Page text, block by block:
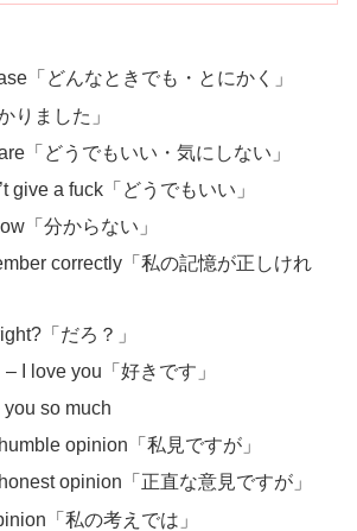
「どんなときでも・とにかく」
りました」
「どうでもいい・気にしない」
give a fuck「どうでもいい」
「分からない」
correctly「私の記憶が正しけれ
「だろ？」
– I love you「好きです」
you so much
opinion「私見ですが」
opinion「正直な意見ですが」
「私の考えでは」